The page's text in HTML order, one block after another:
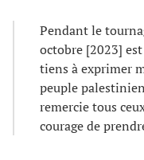
Pendant le
octobre [2023]
tiens à exprimer
peuple
remercie tous
courage de